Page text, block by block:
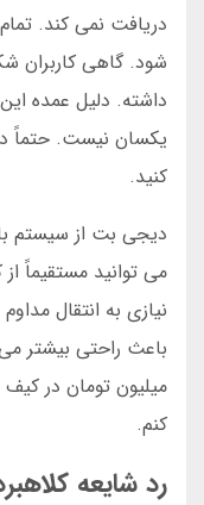
دریافت نمی کند.
شود. گاهی کاربران
داشته. دلیل عمده
یکسان نیست. حتماً
کنید.
دیجی بت از سیستم
می توانید مستقیماً
نیازی به انتقال
باعث راحتی بیشتر
میلیون تومان در
کنم.
رد شایعه